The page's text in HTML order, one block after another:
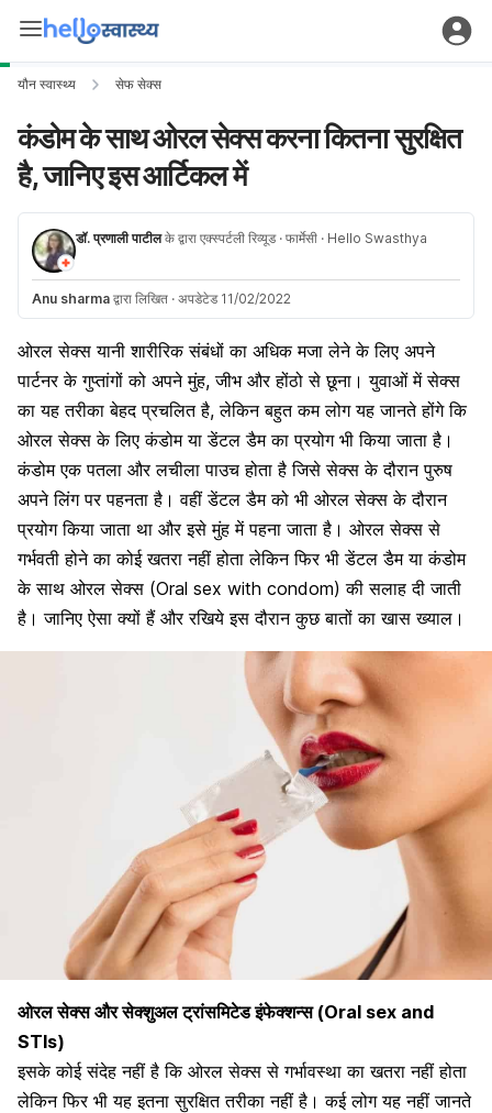
यौन स्वास्थ्य सेफ सेक्स
कंडोम के साथ ओरल सेक्स करना कितना सुरक्षित
है, जानिए इस आर्टिकल में
डॉ. प्रणाली पाटीलके द्वारा एक्स्पर्टली रिव्यूड · फार्मेसी · Hello Swasthya
Anu sharma द्वारा लिखित · अपडेटेड 11/02/2022
ओरल सेक्स यानी शारीरिक संबंधों का अधिक मजा लेने के लिए अपने
पार्टनर के गुप्तांगों को अपने मुंह, जीभ और होंठो से छूना। युवाओं में सेक्स
का यह तरीका बेहद प्रचलित है, लेकिन बहुत कम लोग यह जानते होंगे कि
ओरल सेक्स के लिए कंडोम या डेंटल डैम का प्रयोग भी किया जाता है।
कंडोम एक पतला और लचीला पाउच होता है जिसे सेक्स के दौरान पुरुष
अपने लिंग पर पहनता है। वहीं डेंटल डैम को भी ओरल सेक्स के दौरान
प्रयोग किया जाता था और इसे मुंह में पहना जाता है। ओरल सेक्स से
गर्भवती होने का कोई खतरा नहीं होता लेकिन फिर भी डेंटल डैम या कंडोम
के साथ ओरल सेक्स (Oral sex with condom) की सलाह दी जाती
है। जानिए ऐसा क्यों हैं और रखिये इस दौरान कुछ बातों का खास ख्याल।
ओरल सेक्स और सेक्शुअल ट्रांसमिटेड इंफेक्शन्स (Oral sex and
STIs)
इसके कोई संदेह नहीं है कि ओरल सेक्स से गर्भावस्था का खतरा नहीं होता
लेकिन फिर भी यह इतना सुरक्षित तरीका नहीं है। कई लोग यह नहीं जानते